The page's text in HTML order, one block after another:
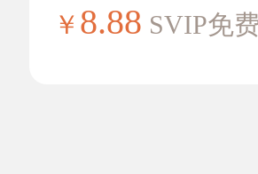
￥ 8.88 SVIP免